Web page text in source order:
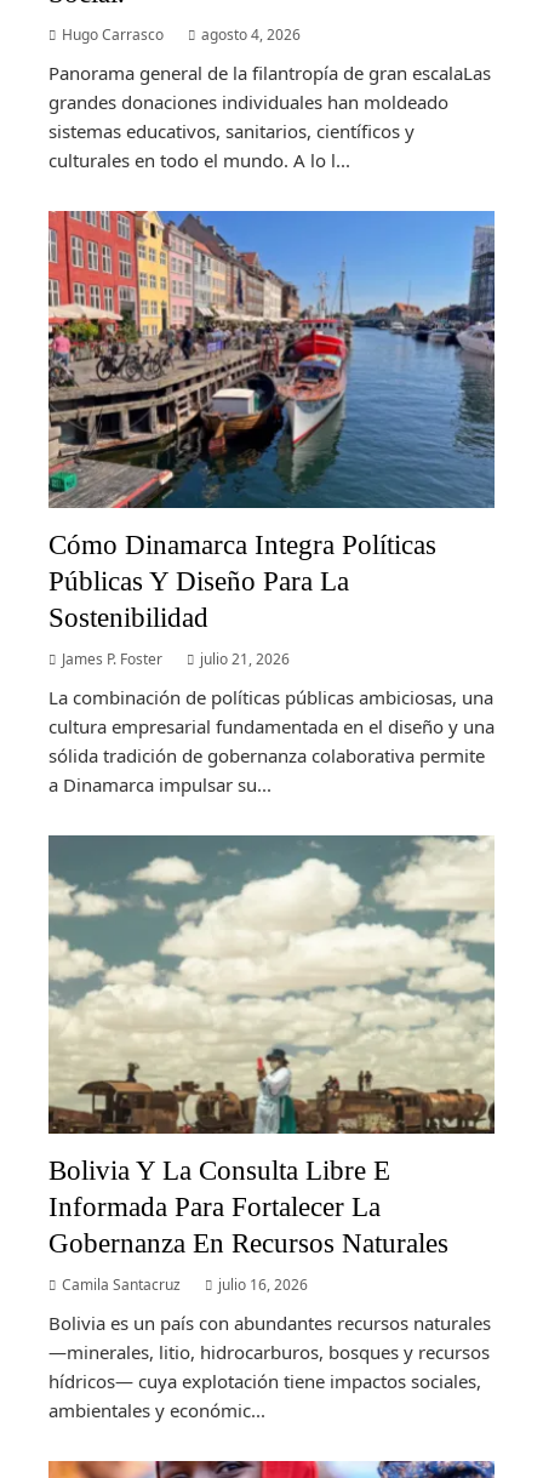
Hugo Carrasco agosto 4, 2026
Panorama general de la filantropía de gran escalaLas
grandes donaciones individuales han moldeado
sistemas educativos, sanitarios, científicos y
culturales en todo el mundo. A lo l...
Cómo Dinamarca Integra Políticas
Públicas Y Diseño Para La
Sostenibilidad
James P. Foster julio 21, 2026
La combinación de políticas públicas ambiciosas, una
cultura empresarial fundamentada en el diseño y una
sólida tradición de gobernanza colaborativa permite
a Dinamarca impulsar su...
Bolivia Y La Consulta Libre E
Informada Para Fortalecer La
Gobernanza En Recursos Naturales
Camila Santacruz julio 16, 2026
Bolivia es un país con abundantes recursos naturales
—minerales, litio, hidrocarburos, bosques y recursos
hídricos— cuya explotación tiene impactos sociales,
ambientales y económic...